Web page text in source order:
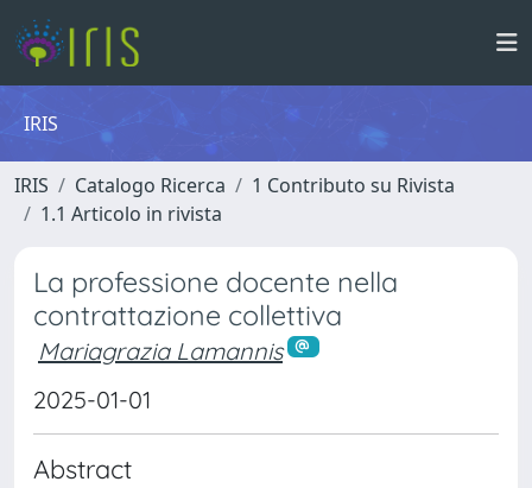
IRIS
IRIS Catalogo Ricerca
1 Contributo su Rivista
1.1 Articolo in rivista
La professione docente nella
contrattazione collettiva
Mariagrazia Lamannis
2025-01-01
Abstract